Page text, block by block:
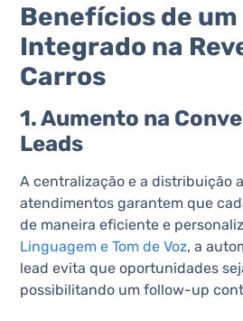
Benefícios de um
Integrado na
Carros
1. Aumento na
Leads
A centralização e a distribuição
atendimentos garantem que
de maneira eficiente e
Linguagem e Tom de Voz, a
lead evita que oportunidades
possibilitando um follow-up